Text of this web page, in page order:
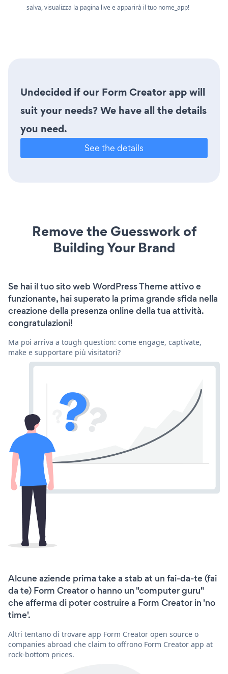
salva, visualizza la pagina live e apparirà il tuo nome_app!
Undecided if our Form Creator app will
suit your needs? We have all the details
you need.
See the details
Remove the Guesswork of
Building Your Brand
Se hai il tuo sito web WordPress Theme attivo e
funzionante, hai superato la prima grande sfida nella
creazione della presenza online della tua attività.
congratulazioni!
Ma poi arriva a tough question: come engage, captivate,
make e supportare più visitatori?
Alcune aziende prima take a stab at un fai-da-te (fai
da te) Form Creator o hanno un "computer guru"
che afferma di poter costruire a Form Creator in 'no
time'.
Altri tentano di trovare app Form Creator open source o
companies abroad che claim to offrono Form Creator app at
rock-bottom prices.